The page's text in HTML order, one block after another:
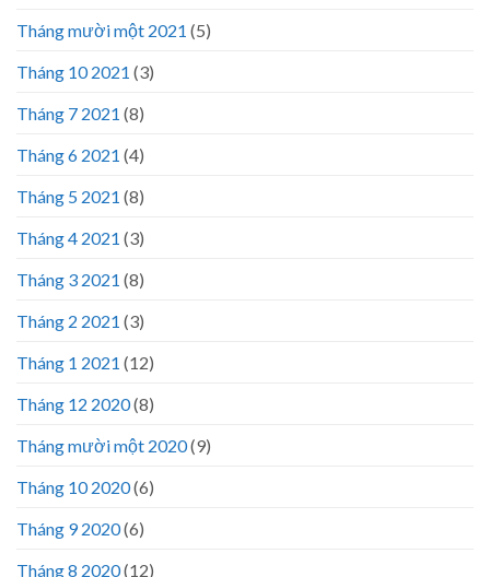
Tháng mười một 2021 (5)
Tháng 10 2021 (3)
Tháng 7 2021 (8)
Tháng 6 2021 (4)
Tháng 5 2021 (8)
Tháng 4 2021 (3)
Tháng 3 2021 (8)
Tháng 2 2021 (3)
Tháng 1 2021 (12)
Tháng 12 2020(8)
Tháng mười một 2020(9)
Tháng 10 2020(6)
Tháng 9 2020(6)
Tháng 8 2020(12)